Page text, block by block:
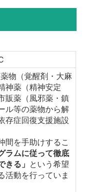
物（覚醒剤・大麻
神薬（精神安定
販薬（風邪薬・鎮
ル等の薬物から解
存症回復支援施設
間を手助けするこ
ラムに従って徹底
きる」 という希望
活動を行っていま